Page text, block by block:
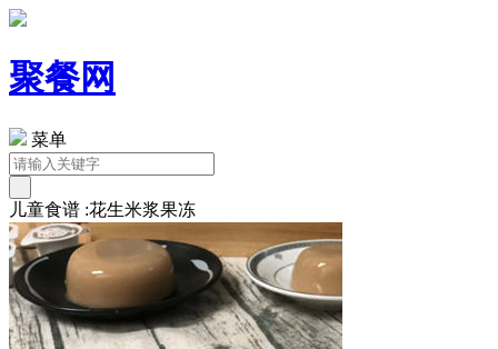
聚餐网
菜单
儿童食谱 :花生米浆果冻